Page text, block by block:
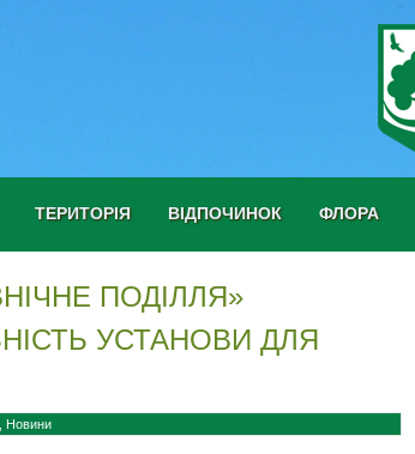
ТЕРИТОРІЯ ВІДПОЧИНОК ФЛОРА
ПОДІЛЛЯ»
УСТАНОВИ ДЛЯ
Новини